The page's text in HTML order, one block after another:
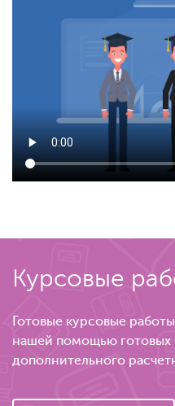
Курсовые
Готовые курсовые
нашей помощью готовых
дополнительного